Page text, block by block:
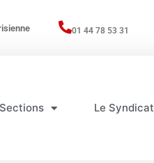
01 44 78 53 31
Le Syndicat